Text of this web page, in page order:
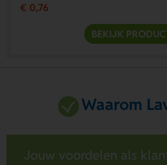
€ 0,76
BEKIJK
Waarom
Jouw voordelen als